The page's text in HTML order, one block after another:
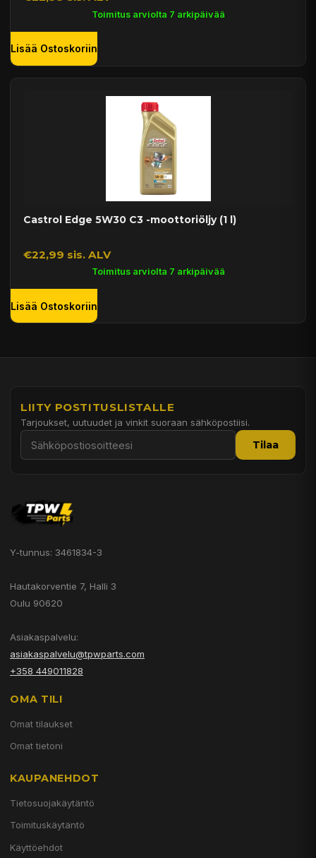
Toimitus arviolta 7 arkipäivää
Lisää Ostoskoriin
Castrol Edge 5W30 C3 -moottoriöljy (1 l)
€22,99 sis. ALV
Toimitus arviolta 7 arkipäivää
Lisää Ostoskoriin
LIITY POSTITUSLISTALLE
Tarjoukset, uutuudet ja vinkit suoraan sähköpostiisi.
Tilaa
Y-tunnus: 3461834-3
Hautakorventie 7, Halli 3
Oulu 90620
Asiakaspalvelu:
asiakaspalvelu@tpwparts.com
+358 449011828
OMA TILI
Omat tilaukset
Omat tietoni
KAUPANEHDOT
Tietosuojakäytäntö
Toimituskäytäntö
Käyttöehdot